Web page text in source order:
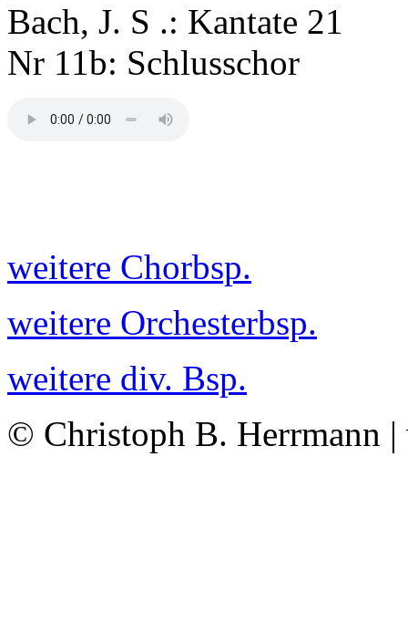
Bach, J. S .: Kantate 21
Nr 11b: Schlusschor
weitere Chorbsp.
weitere Orchesterbsp.
weitere div. Bsp.
© Christoph B. Herrmann